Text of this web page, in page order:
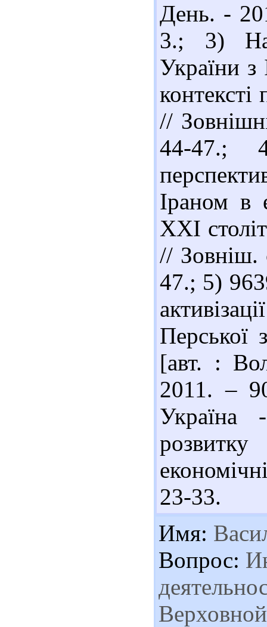
День. -
3.; 3)
України з
контексті
//
44-47.;
Іраном в
ХХІ
//
47.; 5)
Перської
[авт. :
2011. –
Україна
23-33.
Имя:
Вопрос: